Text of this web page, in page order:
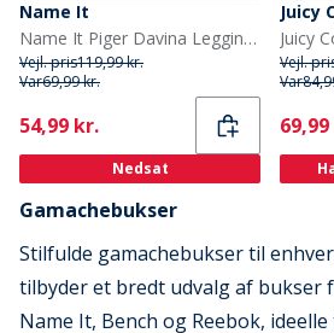
Name It
Name It Piger Davina Leggings Dawn Pink
Vejl. pris119,99 kr.
Var69,99 kr.
Current
54,99 kr.
Nedsat
Juicy
Vejl.
Var
Gamachebukser
Stilfulde gamachebukser til
tilbyder et bredt udvalg af bukser
Name It, Bench og Reebok,